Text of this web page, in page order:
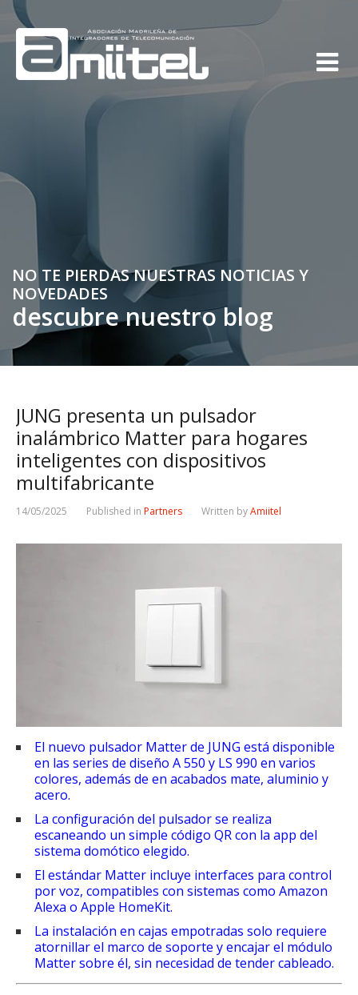
NO TE PIERDAS NUESTRAS NOTICIAS Y
NOVEDADES
descubre nuestro blog
JUNG presenta un pulsador
inalámbrico Matter para hogares
inteligentes con dispositivos
multifabricante
14/05/2025 Published in Partners Written byAmiitel
El nuevo pulsador Matter de JUNG está disponible
en las series de diseño A 550 y LS 990 en varios
colores, además de en acabados mate, aluminio y
acero.
La configuración del pulsador se realiza
escaneando un simple código QR con la app del
sistema domótico elegido.
El estándar Matter incluye interfaces para control
por voz, compatibles con sistemas como Amazon
Alexa o Apple HomeKit.
La instalación en cajas empotradas solo requiere
atornillar el marco de soporte y encajar el módulo
Matter sobre él, sin necesidad de tender cableado.